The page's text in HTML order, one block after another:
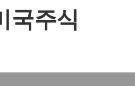
국주식